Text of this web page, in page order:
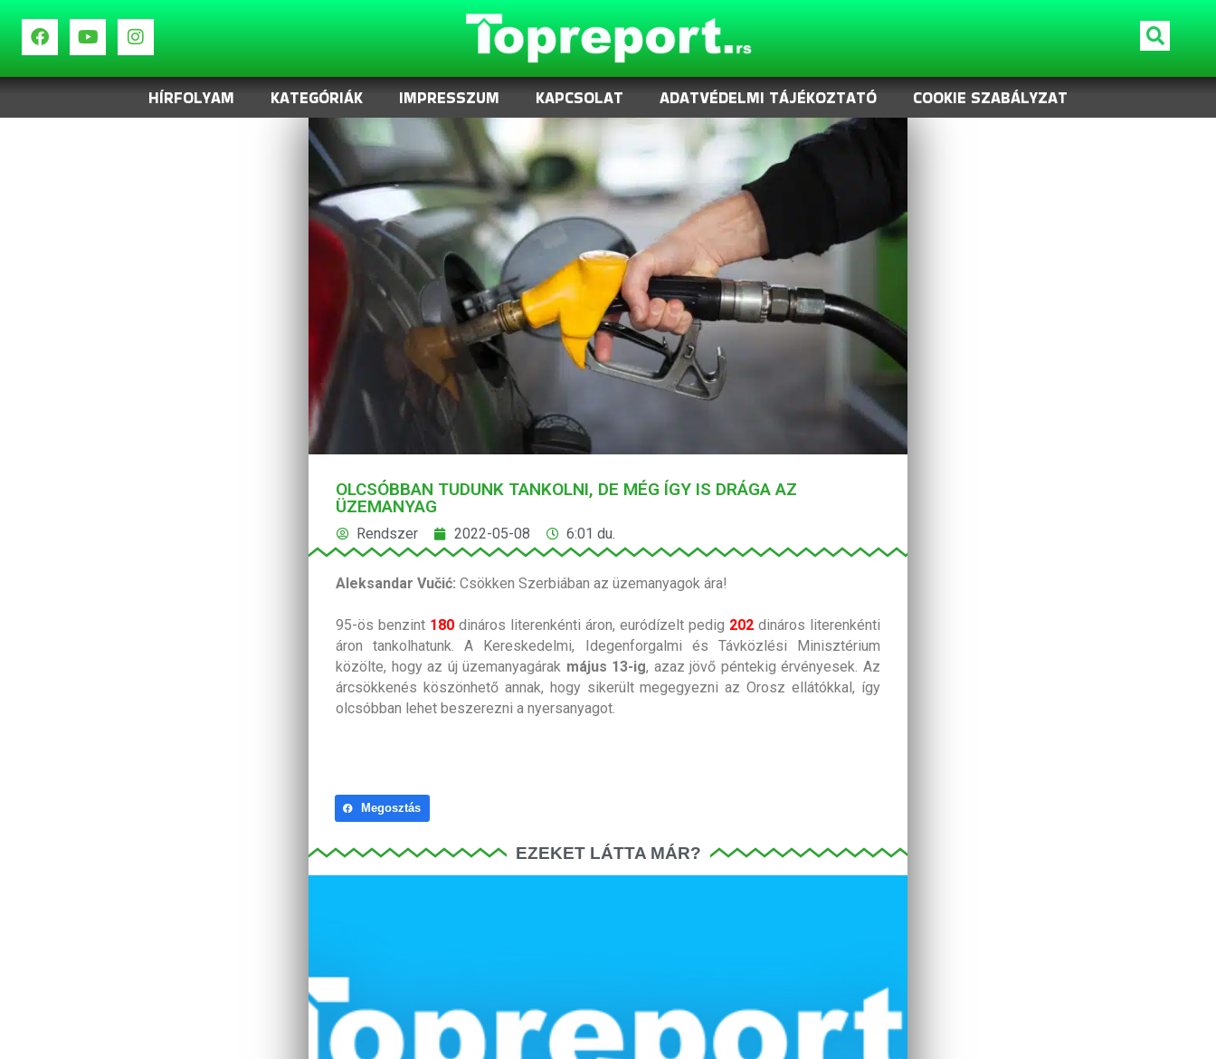
HÍRFOLYAM KATEGÓRIÁK IMPRESSZUM KAPCSOLAT ADATVÉDELMI TÁJÉKOZTATÓ COOKIE SZABÁLYZAT
OLCSÓBBAN TUDUNK TANKOLNI, DE MÉG ÍGY IS DRÁGA AZ
ÜZEMANYAG
Rendszer 2022-05-08 6:01 du.
Aleksandar Vučić: Csökken Szerbiában az üzemanyagok ára!
95-ös benzint 180 dináros literenkénti áron, euródízelt pedig 202 dináros literenkénti
áron tankolhatunk. A Kereskedelmi, Idegenforgalmi és Távközlési Minisztérium
közölte, hogy az új üzemanyagárak május 13-ig, azaz jövő péntekig érvényesek. Az
árcsökkenés köszönhető annak, hogy sikerült megegyezni az Orosz ellátókkal, így
olcsóbban lehet beszerezni a nyersanyagot.
Megosztás
EZEKET LÁTTA MÁR?